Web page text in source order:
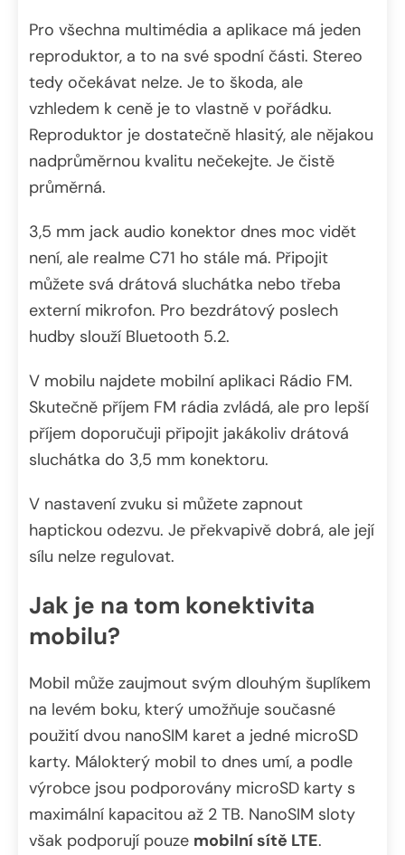
Pro všechna multimédia a aplikace má jeden
reproduktor, a to na své spodní části. Stereo
tedy očekávat nelze. Je to škoda, ale
vzhledem k ceně je to vlastně v pořádku.
Reproduktor je dostatečně hlasitý, ale nějakou
nadprůměrnou kvalitu nečekejte. Je čistě
průměrná.
3,5 mm jack audio konektor dnes moc vidět
není, ale realme C71 ho stále má. Připojit
můžete svá drátová sluchátka nebo třeba
externí mikrofon. Pro bezdrátový poslech
hudby slouží Bluetooth 5.2.
V mobilu najdete mobilní aplikaci Rádio FM.
Skutečně příjem FM rádia zvládá, ale pro lepší
příjem doporučuji připojit jakákoliv drátová
sluchátka do 3,5 mm konektoru.
V nastavení zvuku si můžete zapnout
haptickou odezvu. Je překvapivě dobrá, ale její
sílu nelze regulovat.
Jak je na tom konektivita
mobilu?
Mobil může zaujmout svým dlouhým šuplíkem
na levém boku, který umožňuje současné
použití dvou nanoSIM karet a jedné microSD
karty. Málokterý mobil to dnes umí, a podle
výrobce jsou podporovány microSD karty s
maximální kapacitou až 2 TB. NanoSIM sloty
však podporují pouze mobilní sítě LTE.